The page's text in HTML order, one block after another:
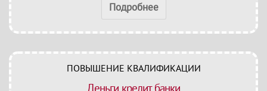
Подробнее
ПОВЫШЕНИЕ КВАЛИФИКАЦИИ
Деньги, кредит, банки